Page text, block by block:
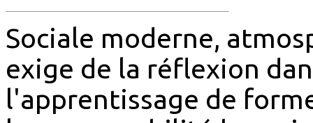
Sociale moderne,
exige de la réflexion
l'apprentissage de